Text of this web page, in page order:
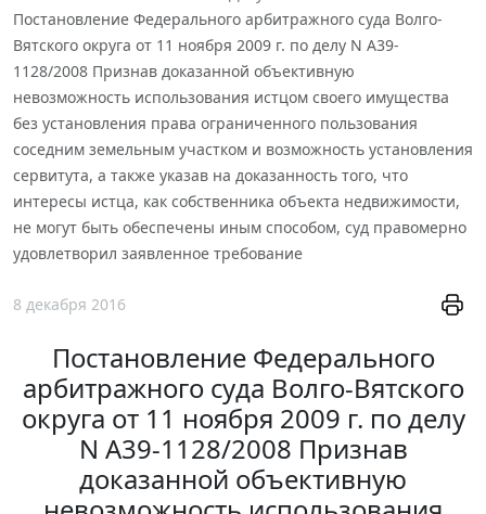
Постановление Федерального арбитражного суда Волго-
Вятского округа от 11 ноября 2009 г. по делу N А39-
1128/2008 Признав доказанной объективную
невозможность использования истцом своего имущества
без установления права ограниченного пользования
соседним земельным участком и возможность установления
сервитута, а также указав на доказанность того, что
интересы истца, как собственника объекта недвижимости,
не могут быть обеспечены иным способом, суд правомерно
удовлетворил заявленное требование
8 декабря 2016
Постановление Федерального
арбитражного суда Волго-Вятского
округа от 11 ноября 2009 г. по делу
N А39-1128/2008 Признав
доказанной объективную